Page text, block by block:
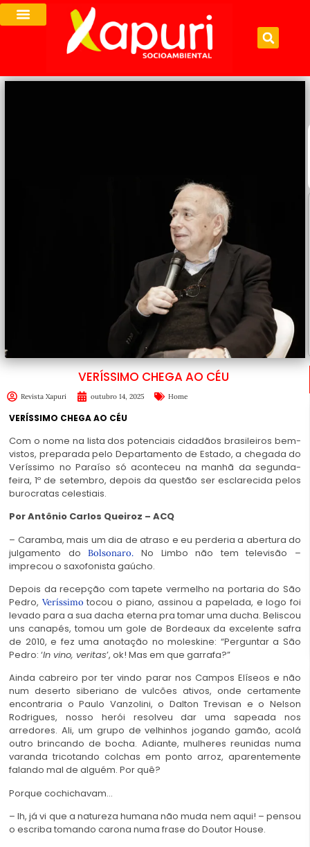
VERÍSSIMO CHEGA AO CÉU
Revista Xapuri outubro 14, 2025 Home
VERÍSSIMO CHEGA AO CÉU
Com o nome na lista dos potenciais cidadãos brasileiros bem-
vistos, preparada pelo Departamento de Estado, a chegada do
Veríssimo no Paraíso só aconteceu na manhã da segunda-
feira, 1º de setembro, depois da questão ser esclarecida pelos
burocratas celestiais.
Por Antônio Carlos Queiroz – ACQ
– Caramba, mais um dia de atraso e eu perderia a abertura do
julgamento doBolsonaro. No Limbo não tem televisão –
imprecou o saxofonista gaúcho.
Depois da recepção com tapete vermelho na portaria do São
Pedro, Veríssimo tocou o piano, assinou a papelada, e logo foi
levado para a sua dacha eterna pra tomar uma ducha. Beliscou
uns canapés, tomou um gole de Bordeaux da excelente safra
de 2010, e fez uma anotação no moleskine: “Perguntar a São
Pedro: ‘In vino, veritas’, ok! Mas em que garrafa?”
Ainda cabreiro por ter vindo parar nos Campos Elíseos e não
num deserto siberiano de vulcões ativos, onde certamente
encontraria o Paulo Vanzolini, o Dalton Trevisan e o Nelson
Rodrigues, nosso herói resolveu dar uma sapeada nos
arredores. Ali, um grupo de velhinhos jogando gamão, acolá
outro brincando de bocha. Adiante, mulheres reunidas numa
varanda tricotando colchas em ponto arroz, aparentemente
falando mal de alguém. Por quê?
Porque cochichavam…
– Ih, já vi que a natureza humana não muda nem aqui! – pensou
o escriba tomando carona numa frase do Doutor House.